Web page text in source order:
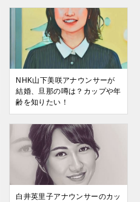
NHK山下美咲アナウンサーが
結婚、旦那の噂は？カップや年
齢を知りたい！
白井英里子アナウンサーのカッ